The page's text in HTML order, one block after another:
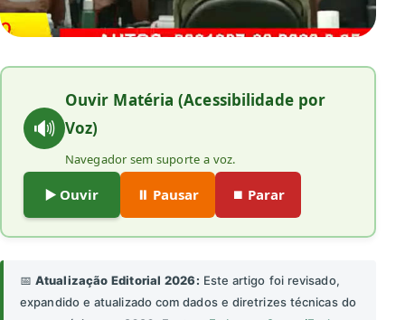
🔊
Ouvir Matéria (Acessibilidade por
Voz)
Navegador sem suporte a voz.
▶️ Ouvir ⏸️ Pausar ⏹️ Parar
📅Atualização Editorial 2026: Este artigo foi revisado,
expandido e atualizado com dados e diretrizes técnicas do